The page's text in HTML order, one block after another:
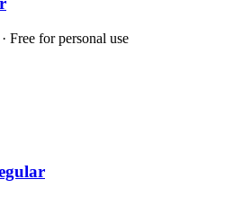
Free for personal use